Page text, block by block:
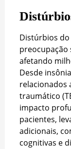
Distúrbios
preocupação
afetando
Desde
relacionados
traumático
impacto
pacientes,
adicionais,
cognitivas e